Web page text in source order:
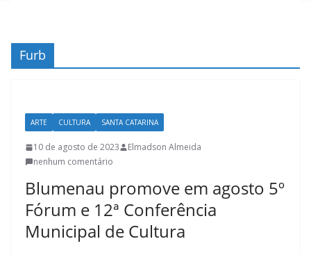
a
c
u
l
t
u
r
Furb
ARTE CULTURA SANTA CATARINA
10 de agosto de 2023
Elmadson Almeida
nenhum comentário
Blumenau promove em agosto 5º
Fórum e 12ª Conferência
Municipal de Cultura